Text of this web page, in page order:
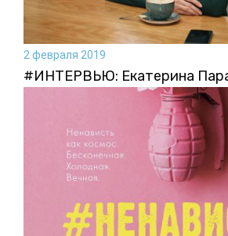
2 февраля 2019
#ИНТЕРВЬЮ: Екатерина